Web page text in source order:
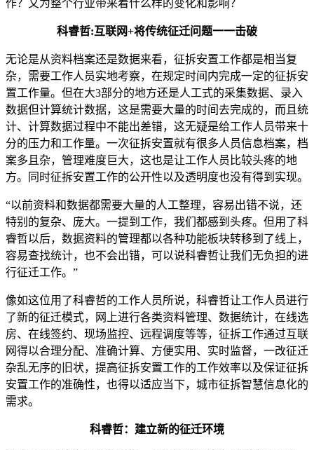
作？又为整个行业带来着什么样的变化和影响？
科睿哲:互联网+将传统征迁问题一一击破
无论是从资料档案还是数据来看，征拆安置工作都是相当复
杂，需要工作人员实地考察，在规定时间内完成一定的征拆安
置工作量。但在大3部分的地方还是人工式的采集数据、录入
数据但计算统计数据，这是需要大量的时间去完成的，而且统
计、计算数据过程中不能出差错，这无疑是给工作人员带来十
分的压力和工作量。一次征拆安置就有很多人员信息档案，档
案多且杂，管理难度巨大，这也是让工作人员比较头疼的地
方。同时征拆安置工作的公开性以及透明度也没有得到实现。
“以前资料和数据都需要大量的人工整理，容易出错不说，还
特别的复杂、庞大。一提到工作，我们都感到头疼。但用了科
睿哲以后，数据资料的管理都以各种功能板块转移到了线上，
容易查找统计，也不会出错，可以说科睿哲让我们无负担的进
行征迁工作。”
像如这位用了科睿哲的工作人员所说，科睿哲让工作人员进行
了新的征迁模式，网上进行各类资料管理、数据统计，在线选
房、在线签约、现场监控、远程调度等等，征拆工作通过互联
网得以合理分配、准确计算、方便实用、实时监督，一改征迁
杂乱无序的旧状，提高征拆安置工作的工作效率以及保证征拆
安置工作的准确性，也得以适应当下，城市征拆智慧信息化的
需求。
科睿哲：建立新的征迁环境